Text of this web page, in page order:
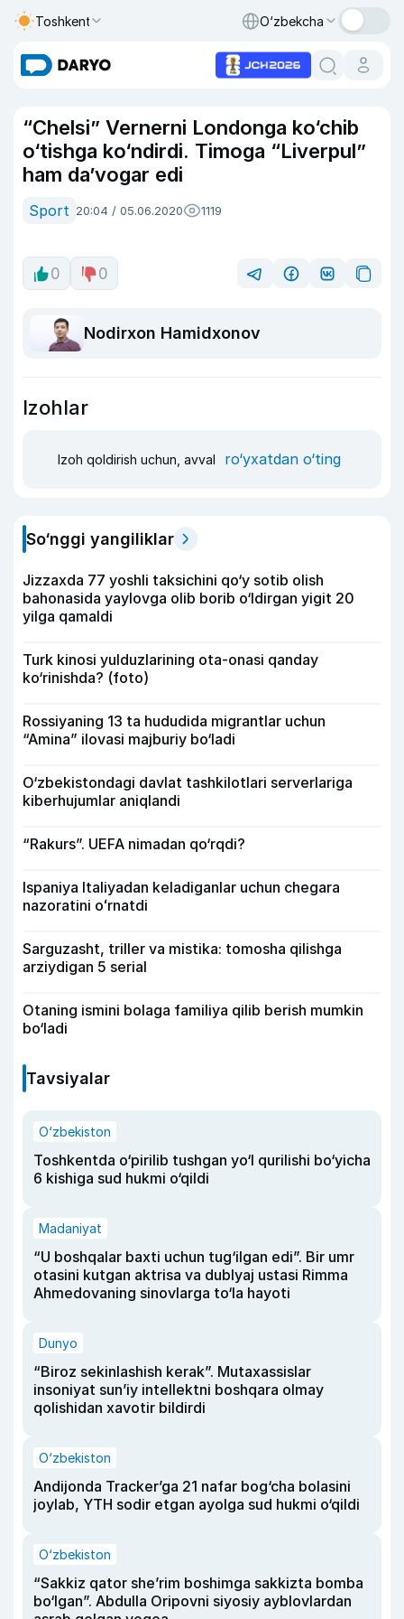
Toshkent O‘zbekcha
“Chelsi” Vernerni Londonga ko‘chib
o‘tishga ko‘ndirdi. Timoga “Liverpul”
ham da’vogar edi
Sport 20:04 / 05.06.2020 1119
0 0
Nodirxon Hamidxonov
Izohlar
Izoh qoldirish uchun, avval ro‘yxatdan o‘ting
So‘nggi yangiliklar
Jizzaxda 77 yoshli taksichini qo‘y sotib olish
bahonasida yaylovga olib borib o‘ldirgan yigit 20
yilga qamaldi
Turk kinosi yulduzlarining ota-onasi qanday
ko‘rinishda? (foto)
Rossiyaning 13 ta hududida migrantlar uchun
“Amina” ilovasi majburiy bo‘ladi
O‘zbekistondagi davlat tashkilotlari serverlariga
kiberhujumlar aniqlandi
“Rakurs”. UEFA nimadan qo‘rqdi?
Ispaniya Italiyadan keladiganlar uchun chegara
nazoratini oʻrnatdi
Sarguzasht, triller va mistika: tomosha qilishga
arziydigan 5 serial
Otaning ismini bolaga familiya qilib berish mumkin
bo‘ladi
Tavsiyalar
O‘zbekiston
Toshkentda o‘pirilib tushgan yo‘l qurilishi bo‘yicha
6 kishiga sud hukmi o‘qildi
Madaniyat
“U boshqalar baxti uchun tug‘ilgan edi”. Bir umr
otasini kutgan aktrisa va dublyaj ustasi Rimma
Ahmedovaning sinovlarga to‘la hayoti
Dunyo
“Biroz sekinlashish kerak”. Mutaxassislar
insoniyat sun’iy intellektni boshqara olmay
qolishidan xavotir bildirdi
O‘zbekiston
Andijonda Tracker’ga 21 nafar bog‘cha bolasini
joylab, YTH sodir etgan ayolga sud hukmi o‘qildi
O‘zbekiston
“Sakkiz qator she’rim boshimga sakkizta bomba
bo‘lgan”. Abdulla Oripovni siyosiy ayblovlardan